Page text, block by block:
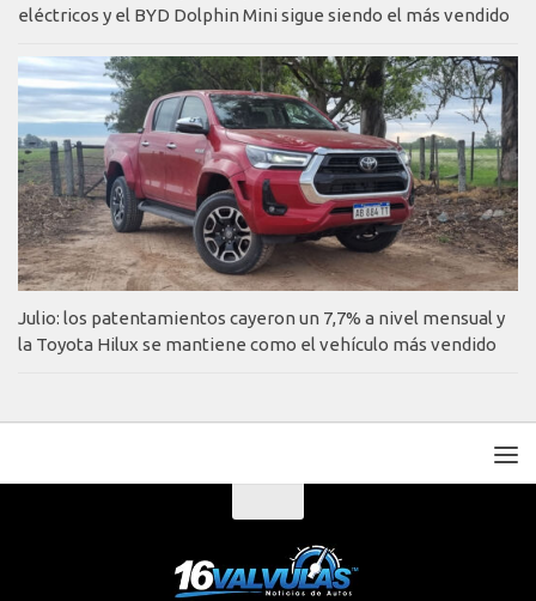
eléctricos y el BYD Dolphin Mini sigue siendo el más vendido
Julio: los patentamientos cayeron un 7,7% a nivel mensual y
la Toyota Hilux se mantiene como el vehículo más vendido